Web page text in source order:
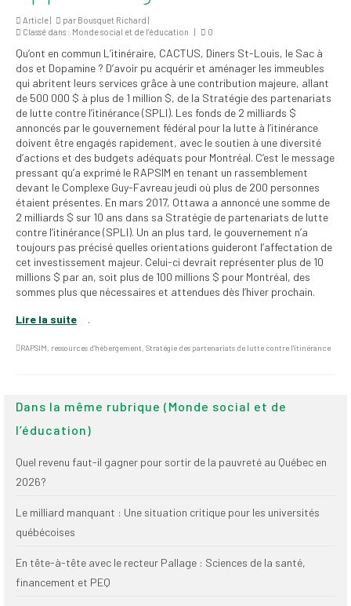
règlements
Politiques
Outils de visibilité
Signature – Courriel –
Place à notre
valorisation
Signature – Fond
d’écran – Place à
notre valorisation
Signature – Courriel
(FNEEQ)
SPPEUQAM
SPPEUQAM@ctualités
Négociation
Article | par Bousquet Richard |
Classé dans : Monde social et de l’éducation | 0
Qu’ont en commun L’itinéraire, CACTUS, Diners St-Louis, le Sac à
dos et Dopamine ? D’avoir pu acquérir et aménager les immeubles
qui abritent leurs services grâce à une contribution majeure, allant
de 500 000 $ à plus de 1 million $, de la Stratégie des partenariats
de lutte contre l’itinérance (SPLI). Les fonds de 2 milliards $
annoncés par le gouvernement fédéral pour la lutte à l’itinérance
doivent être engagés rapidement, avec le soutien à une diversité
d’actions et des budgets adéquats pour Montréal. C’est le message
pressant qu’a exprimé le RAPSIM en tenant un rassemblement
devant le Complexe Guy-Favreau jeudi où plus de 200 personnes
étaient présentes. En mars 2017, Ottawa a annoncé une somme de
2 milliards $ sur 10 ans dans sa Stratégie de partenariats de lutte
contre l’itinérance (SPLI). Un an plus tard, le gouvernement n’a
toujours pas précisé quelles orientations guideront l’affectation de
cet investissement majeur. Celui-ci devrait représenter plus de 10
millions $ par an, soit plus de 100 millions $ pour Montréal, des
sommes plus que nécessaires et attendues dès l’hiver prochain.
Lire la suite .
RAPSIM, ressources d’hébergement, Stratégie des partenariats de lutte contre l'itinérance
Dans la même rubrique (Monde social et de
l’éducation)
Quel revenu faut-il gagner pour sortir de la pauvreté au Québec en
2026?
Le milliard manquant : Une situation critique pour les universités
québécoises
En tête-à-tête avec le recteur Pallage : Sciences de la santé,
financement et PEQ